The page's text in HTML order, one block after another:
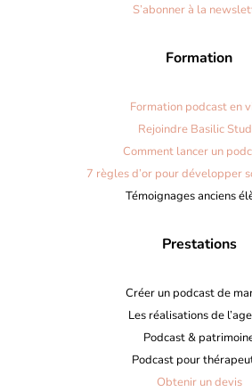
S’abonner à la
Formation
Formation podcast en
Rejoindre Basilic
Comment lancer un
7 règles d’or pour développer
Témoignages anciens
Prestations
Créer un podcast de
Les réalisations de
Podcast &
Podcast pour
Obtenir un devis